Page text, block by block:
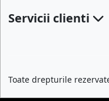
Servicii clienti
Toate drepturile